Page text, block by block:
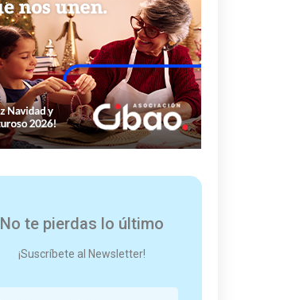
No te pierdas lo último
¡Suscríbete al Newsletter!